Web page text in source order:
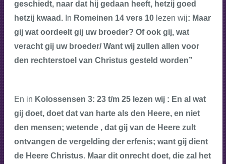
geschiedt, naar dat hij gedaan heeft, hetzij goed
hetzij kwaad. In Romeinen 14 vers 10 lezen wij: Maar
gij wat oordeelt gij uw broeder? Of ook gij, wat
veracht gij uw broeder/ Want wij zullen allen voor
den rechterstoel van Christus gesteld worden”
En in Kolossensen 3: 23 t/m 25 lezen wij : En al wat
gij doet, doet dat van harte als den Heere, en niet
den mensen; wetende , dat gij van de Heere zult
ontvangen de vergelding der erfenis; want gij dient
de Heere Christus. Maar dit onrecht doet, die zal het